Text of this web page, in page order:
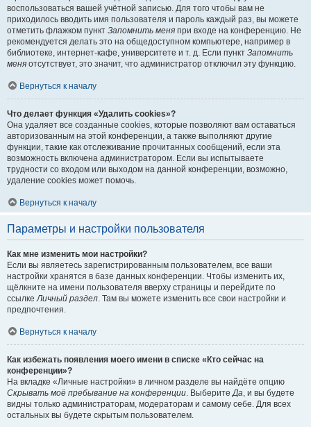
воспользоваться вашей учётной записью. Для того чтобы вам не
приходилось вводить имя пользователя и пароль каждый раз, вы можете
отметить флажком пункт Запомнить меня при входе на конференцию. Не
рекомендуется делать это на общедоступном компьютере, например в
библиотеке, интернет-кафе, университете и т. д. Если пункт Запомнить
меня отсутствует, это значит, что администратор отключил эту функцию.
Вернуться к началу
Что делает функция «Удалить cookies»?
Она удаляет все созданные cookies, которые позволяют вам оставаться
авторизованным на этой конференции, а также выполняют другие
функции, такие как отслеживание прочитанных сообщений, если эта
возможность включена администратором. Если вы испытываете
трудности со входом или выходом на данной конференции, возможно,
удаление cookies может помочь.
Вернуться к началу
Параметры и настройки пользователя
Как мне изменить мои настройки?
Если вы являетесь зарегистрированным пользователем, все ваши
настройки хранятся в базе данных конференции. Чтобы изменить их,
щёлкните на имени пользователя вверху страницы и перейдите по
ссылкеЛичный раздел. Там вы можете изменить все свои настройки и
предпочтения.
Вернуться к началу
Как избежать появления моего имени в списке «Кто сейчас на
конференции»?
На вкладке «Личные настройки» в личном разделе вы найдёте опцию
Скрывать моё пребывание на конференции. ВыберитеДа, и вы будете
видны только администраторам, модераторам и самому себе. Для всех
остальных вы будете скрытым пользователем.